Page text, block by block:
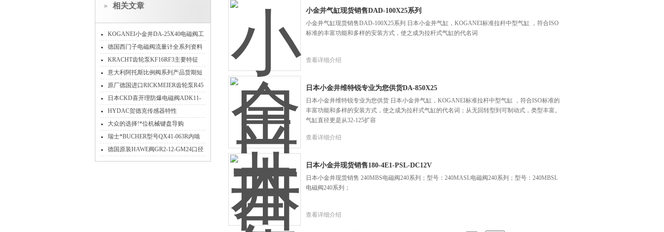
相关文章
KOGANEI小金井DA-25X40电磁阀工
作原理
德国西门子电磁阀流量计全系列资料
下载与技术指导
KRACHT齿轮泵KF16RF3主要特征
意大利阿托斯比例阀系列产品货期短
价格好
原厂德国进口RICKMEIER齿轮泵R45
100 330226-2应用领域场景
日本CKD喜开理防爆电磁阀ADK11-
25A-02E出来资料介绍
HYDAC贺德克传感器特性
大众的选择!*位机械键盘导购
瑞士*BUCHER型号QX41-063R内啮
合齿轮泵技术参数
德国原装HAWE阀GR2-12-GM24口径
安装及工作原理注意事项分析
小金井气缸现货销售DAD-100X25系列
小金井气缸现货销售DAD-100X25系列 日本小金井气缸，KOGANEI标准拉杆中型气缸 ，符合ISO
标准的丰富功能和多样的安装方式，使之成为拉杆式气缸的代名词
查看详细介绍
日本小金井维特锐专业为您供货DA-850X25
日本小金井维特锐专业为您供货 日本小金井气缸，KOGANEI标准拉杆中型气缸 ，符合ISO标准的
丰富功能和多样的安装方式，使之成为拉杆式气缸的代名词；从无回转型到可制动式，类型丰富。
气缸直径更是从32-125扩容
查看详细介绍
日本小金井现货销售180-4E1-PSL-DC12V
日本小金井现货销售 240MBS电磁阀240系列；型号：240MASL电磁阀240系列；型号：240MBSL
电磁阀240系列；
查看详细介绍